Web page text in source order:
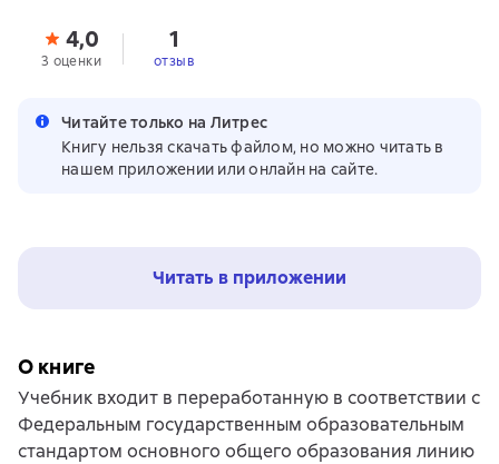
4,0
3 оценки
1
отзыв
Читайте только на Литрес
Книгу нельзя скачать файлом, но можно читать в
нашем приложении или онлайн на сайте.
Читать в приложении
О книге
Учебник входит в переработанную в соответствии с
Федеральным государственным образовательным
стандартом основного общего образования линию